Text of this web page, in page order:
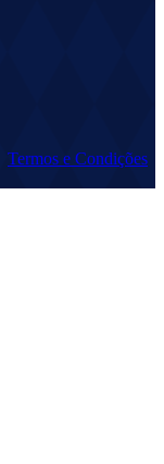
Termos e Condições